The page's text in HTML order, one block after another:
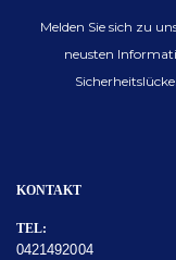
Melden Sie sich zu
neusten
KONTAKT
TEL:
0421492004